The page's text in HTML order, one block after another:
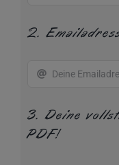
2.
3. Deine
PDF!